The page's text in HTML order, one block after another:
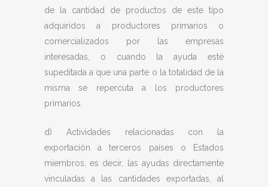
de la cantidad de productos de este tipo
adquiridos a productores primarios o
comercializados por las empresas
interesadas, o cuando la ayuda esté
supeditada a que una parte o la totalidad de la
misma se repercuta a los productores
primarios.
d) Actividades relacionadas con la
exportación a terceros países o Estados
miembros, es decir, las ayudas directamente
vinculadas a las cantidades exportadas, al